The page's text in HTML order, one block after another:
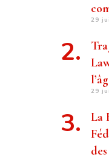
29
29
La